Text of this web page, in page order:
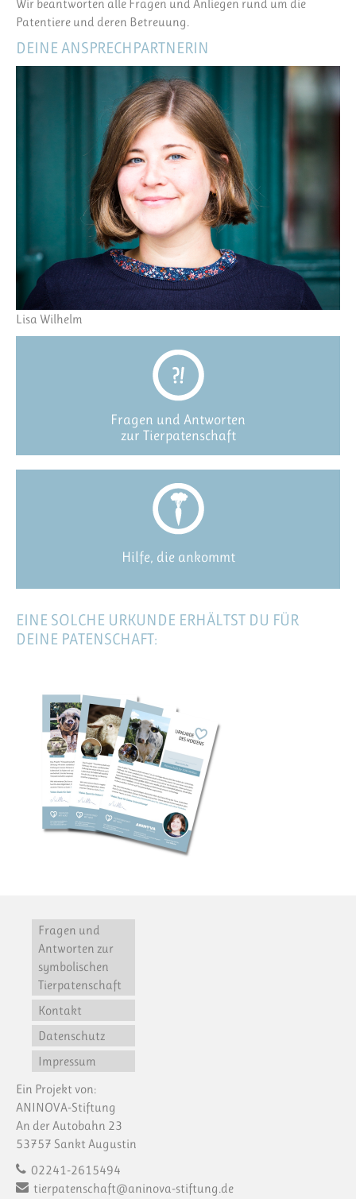
Wir beantworten alle Fragen und Anliegen rund um die
Patentiere und deren Betreuung.
DEINE ANSPRECHPARTNERIN
Lisa Wilhelm
Fragen und Antworten
zur Tierpatenschaft
Hilfe, die ankommt
EINE SOLCHE URKUNDE ERHÄLTST DU FÜR
DEINE PATENSCHAFT:
Fragen und
Antworten zur
symbolischen
Tierpatenschaft
Kontakt
Datenschutz
Impressum
Ein Projekt von:
ANINOVA-Stiftung
An der Autobahn 23
53757 Sankt Augustin
02241-2615494
tierpatenschaft@aninova-stiftung.de